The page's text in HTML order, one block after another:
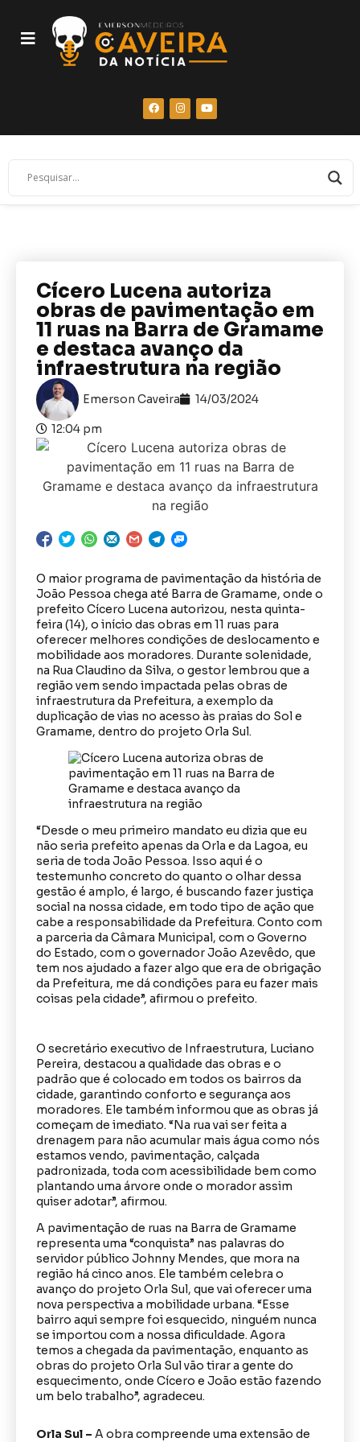
Cícero Lucena autoriza
obras de pavimentação em
11 ruas na Barra de Gramame
e destaca avanço da
infraestrutura na região
Emerson Caveira 14/03/2024
12:04 pm
O maior programa de pavimentação da história de
João Pessoa chega até Barra de Gramame, onde o
prefeito Cícero Lucena autorizou, nesta quinta-
feira (14), o início das obras em 11 ruas para
oferecer melhores condições de deslocamento e
mobilidade aos moradores. Durante solenidade,
na Rua Claudino da Silva, o gestor lembrou que a
região vem sendo impactada pelas obras de
infraestrutura da Prefeitura, a exemplo da
duplicação de vias no acesso às praias do Sol e
Gramame, dentro do projeto Orla Sul.
“Desde o meu primeiro mandato eu dizia que eu
não seria prefeito apenas da Orla e da Lagoa, eu
seria de toda João Pessoa. Isso aqui é o
testemunho concreto do quanto o olhar dessa
gestão é amplo, é largo, é buscando fazer justiça
social na nossa cidade, em todo tipo de ação que
cabe a responsabilidade da Prefeitura. Conto com
a parceria da Câmara Municipal, com o Governo
do Estado, com o governador João Azevêdo, que
tem nos ajudado a fazer algo que era de obrigação
da Prefeitura, me dá condições para eu fazer mais
coisas pela cidade”, afirmou o prefeito.
O secretário executivo de Infraestrutura, Luciano
Pereira, destacou a qualidade das obras e o
padrão que é colocado em todos os bairros da
cidade, garantindo conforto e segurança aos
moradores. Ele também informou que as obras já
começam de imediato. “Na rua vai ser feita a
drenagem para não acumular mais água como nós
estamos vendo, pavimentação, calçada
padronizada, toda com acessibilidade bem como
plantando uma árvore onde o morador assim
quiser adotar”, afirmou.
A pavimentação de ruas na Barra de Gramame
representa uma “conquista” nas palavras do
servidor público Johnny Mendes, que mora na
região há cinco anos. Ele também celebra o
avanço do projeto Orla Sul, que vai oferecer uma
nova perspectiva a mobilidade urbana. “Esse
bairro aqui sempre foi esquecido, ninguém nunca
se importou com a nossa dificuldade. Agora
temos a chegada da pavimentação, enquanto as
obras do projeto Orla Sul vão tirar a gente do
esquecimento, onde Cícero e João estão fazendo
um belo trabalho”, agradeceu.
Orla Sul – A obra compreende uma extensão de